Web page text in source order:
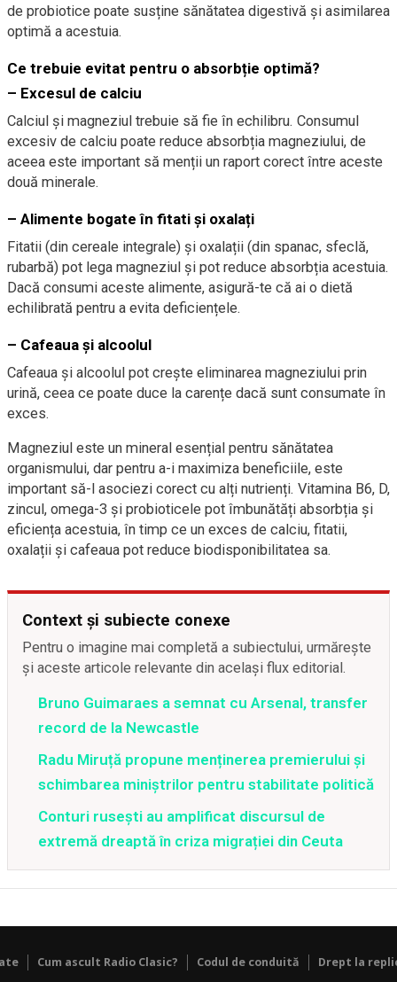
de probiotice poate susține sănătatea digestivă și asimilarea
optimă a acestuia.
Ce trebuie evitat pentru o absorbție optimă?
– Excesul de calciu
Calciul și magneziul trebuie să fie în echilibru. Consumul
excesiv de calciu poate reduce absorbția magneziului, de
aceea este important să menții un raport corect între aceste
două minerale.
– Alimente bogate în fitati și oxalați
Fitatii (din cereale integrale) și oxalații (din spanac, sfeclă,
rubarbă) pot lega magneziul și pot reduce absorbția acestuia.
Dacă consumi aceste alimente, asigură-te că ai o dietă
echilibrată pentru a evita deficiențele.
– Cafeaua și alcoolul
Cafeaua și alcoolul pot crește eliminarea magneziului prin
urină, ceea ce poate duce la carențe dacă sunt consumate în
exces.
Magneziul este un mineral esențial pentru sănătatea
organismului, dar pentru a-i maximiza beneficiile, este
important să-l asociezi corect cu alți nutrienți. Vitamina B6, D,
zincul, omega-3 și probioticele pot îmbunătăți absorbția și
eficiența acestuia, în timp ce un exces de calciu, fitatii,
oxalații și cafeaua pot reduce biodisponibilitatea sa.
Context și subiecte conexe
Pentru o imagine mai completă a subiectului, urmărește
și aceste articole relevante din același flux editorial.
Bruno Guimaraes a semnat cu Arsenal, transfer
record de la Newcastle
Radu Miruță propune menținerea premierului și
schimbarea miniștrilor pentru stabilitate politică
Conturi rusești au amplificat discursul de
extremă dreaptă în criza migrației din Ceuta
Cum ascult Radio Clasic? Codul de conduită Drept la